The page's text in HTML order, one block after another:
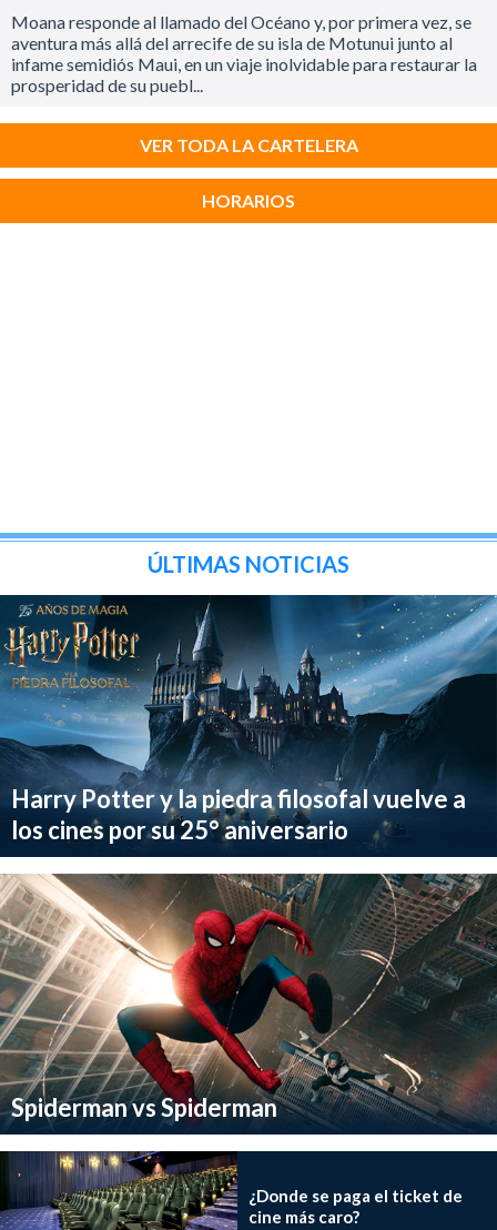
Moana responde al llamado del Océano y, por primera vez, se
aventura más allá del arrecife de su isla de Motunui junto al
infame semidiós Maui, en un viaje inolvidable para restaurar la
prosperidad de su puebl...
VER TODA LA CARTELERA
HORARIOS
ÚLTIMAS NOTICIAS
Harry Potter y la piedra filosofal vuelve a
los cines por su 25° aniversario
Spiderman vs Spiderman
¿Donde se paga el ticket de
cine más caro?